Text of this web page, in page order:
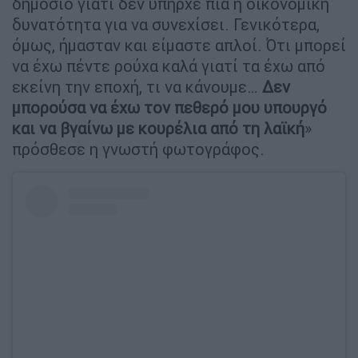
δυνατότητα για να συνεχίσει. Γενικότερα,
όμως, ήμασταν και είμαστε απλοί. Ότι μπορεί
να έχω πέντε ρούχα καλά γιατί τα έχω από
εκείνη την εποχή, τι να κάνουμε… Δεν
μπορούσα να έχω τον πεθερό μου υπουργό
και να βγαίνω με κουρέλια από τη λαϊκή»
πρόσθεσε η γνωστή φωτογράφος.